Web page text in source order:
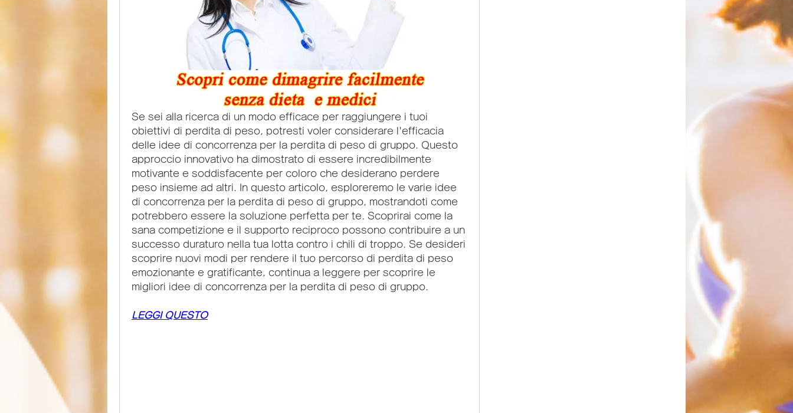
Se sei alla ricerca di un modo efficace per raggiungere i tuoi
obiettivi di perdita di peso, potresti voler considerare l'efficacia
delle idee di concorrenza per la perdita di peso di gruppo. Questo
approccio innovativo ha dimostrato di essere incredibilmente
motivante e soddisfacente per coloro che desiderano perdere
peso insieme ad altri. In questo articolo, esploreremo le varie idee
di concorrenza per la perdita di peso di gruppo, mostrandoti come
potrebbero essere la soluzione perfetta per te. Scoprirai come la
sana competizione e il supporto reciproco possono contribuire a un
successo duraturo nella tua lotta contro i chili di troppo. Se desideri
scoprire nuovi modi per rendere il tuo percorso di perdita di peso
emozionante e gratificante, continua a leggere per scoprire le
migliori idee di concorrenza per la perdita di peso di gruppo.
LEGGI QUESTO